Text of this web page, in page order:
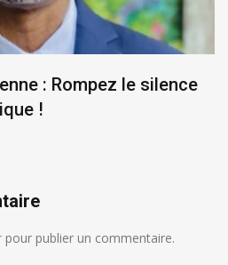
: Rompez le silence
!
pour publier un commentaire.